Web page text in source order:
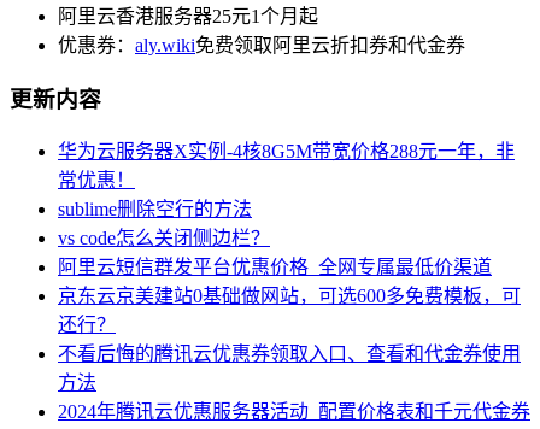
阿里云香港服务器25元1个月起
优惠券： aly.wiki免费领取阿里云折扣券和代金券
更新内容
华为云服务器X实例-4核8G5M带宽价格288元一年，非
常优惠！
sublime删除空行的方法
vs code怎么关闭侧边栏？
阿里云短信群发平台优惠价格_全网专属最低价渠道
京东云京美建站0基础做网站，可选600多免费模板，可
还行？
不看后悔的腾讯云优惠券领取入口、查看和代金券使用
方法
2024年腾讯云优惠服务器活动_配置价格表和千元代金券